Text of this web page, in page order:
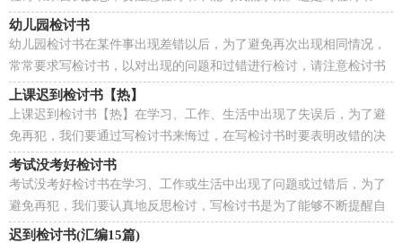
筹莫展吗？以下是小编收集整理的上班迟到检讨书，仅供...
幼儿园检讨书
幼儿园检讨书在某件事出现差错以后，为了避免再次出现相同情况，
常常要求写检讨书，以对出现的问题和过错进行检讨，请注意检讨书
里面要交代清楚行为。什么样的检讨书才是好的检讨书...
上课迟到检讨书【热】
上课迟到检讨书【热】在学习、工作、生活中出现了失误后，为了避
免再犯，我们要通过写检讨书来悔过，在写检讨书时要表明改错的决
心。相信大家又在为写检讨书犯愁了吧！下面是小编收...
考试没考好检讨书
考试没考好检讨书在学习、工作或生活中出现了问题或过错后，为了
避免再犯，我们要认真地反思检讨，写检讨书是为了能够不断提醒自
己。想写检讨书却不知道该请教谁？以下是小编精心整...
迟到检讨书(汇编15篇)